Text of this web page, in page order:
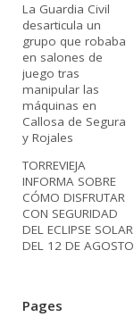
La Guardia Civil
desarticula un
grupo que robaba
en salones de
juego tras
manipular las
máquinas en
Callosa de Segura
y Rojales
TORREVIEJA
INFORMA SOBRE
CÓMO DISFRUTAR
CON SEGURIDAD
DEL ECLIPSE SOLAR
DEL 12 DE AGOSTO
Pages